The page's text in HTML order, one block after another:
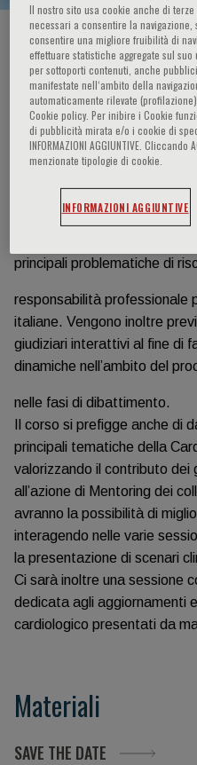
HOME PAGE / CORSI ED
Informazioni
Negli ultimi anni le
più importanza a causa del
e medico-legale.
principali problematiche di
responsabilità professionale
italiane. Vengono inoltre
giudiziari interattivi al fine di
dinamiche nell’ambito del
nelle fasi di dibattimento.
Il corso si prefigge anche di
principali tematiche della
valorizzando il contributo dei
all’azione di Mentoring dei
avranno la possibilità di
interagendo nelle varie
la presentazione di scenari
Ci sarà inoltre una sessione
dedicata agli aggiornamenti
cardiologico presentati da
Materiali
SAVE THE DATE
Il nostro sito usa cookie anche di
necessari a consentire la
consentire una migliore fruibilità di
effettuare statistiche aggregate sul
per sottoporti contenuti, anche
manifestate nell‘ambito della
automaticamente rilevate
Cookie policy. Per inibire i Cookie
di pubblicità mirata e/o i cookie di
INFORMAZIONI AGGIUNTIVE.
menzionate tipologie di cookie.
INFORMAZIONI AGGIUNTIVE